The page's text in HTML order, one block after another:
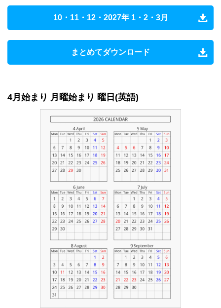
10・11・12・2027年 1・2・3月
まとめてダウンロード
4月始まり 月曜始まり 曜日(英語)